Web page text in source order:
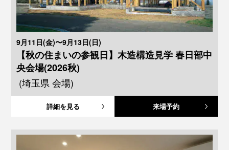
9月11日(金)〜9月13日(日)
【秋の住まいの参観日】木造構造見学 春日部中
央会場(2026秋)
(埼玉県 会場)
詳細を見る 来場予約